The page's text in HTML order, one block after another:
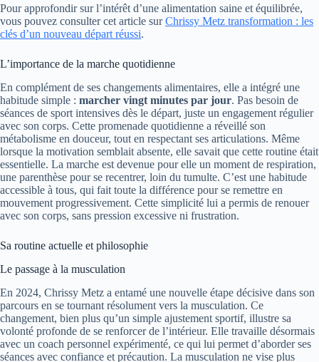
Pour approfondir sur l’intérêt d’une alimentation saine et équilibrée,
vous pouvez consulter cet article surChrissy Metz transformation : les
clés d’un nouveau départ réussi.
L’importance de la marche quotidienne
En complément de ses changements alimentaires, elle a intégré une
habitude simple : marcher vingt minutes par jour. Pas besoin de
séances de sport intensives dès le départ, juste un engagement régulier
avec son corps. Cette promenade quotidienne a réveillé son
métabolisme en douceur, tout en respectant ses articulations. Même
lorsque la motivation semblait absente, elle savait que cette routine était
essentielle. La marche est devenue pour elle un moment de respiration,
une parenthèse pour se recentrer, loin du tumulte. C’est une habitude
accessible à tous, qui fait toute la différence pour se remettre en
mouvement progressivement. Cette simplicité lui a permis de renouer
avec son corps, sans pression excessive ni frustration.
Sa routine actuelle et philosophie
Le passage à la musculation
En 2024, Chrissy Metz a entamé une nouvelle étape décisive dans son
parcours en se tournant résolument vers la musculation. Ce
changement, bien plus qu’un simple ajustement sportif, illustre sa
volonté profonde de se renforcer de l’intérieur. Elle travaille désormais
avec un coach personnel expérimenté, ce qui lui permet d’aborder ses
séances avec confiance et précaution. La musculation ne vise plus